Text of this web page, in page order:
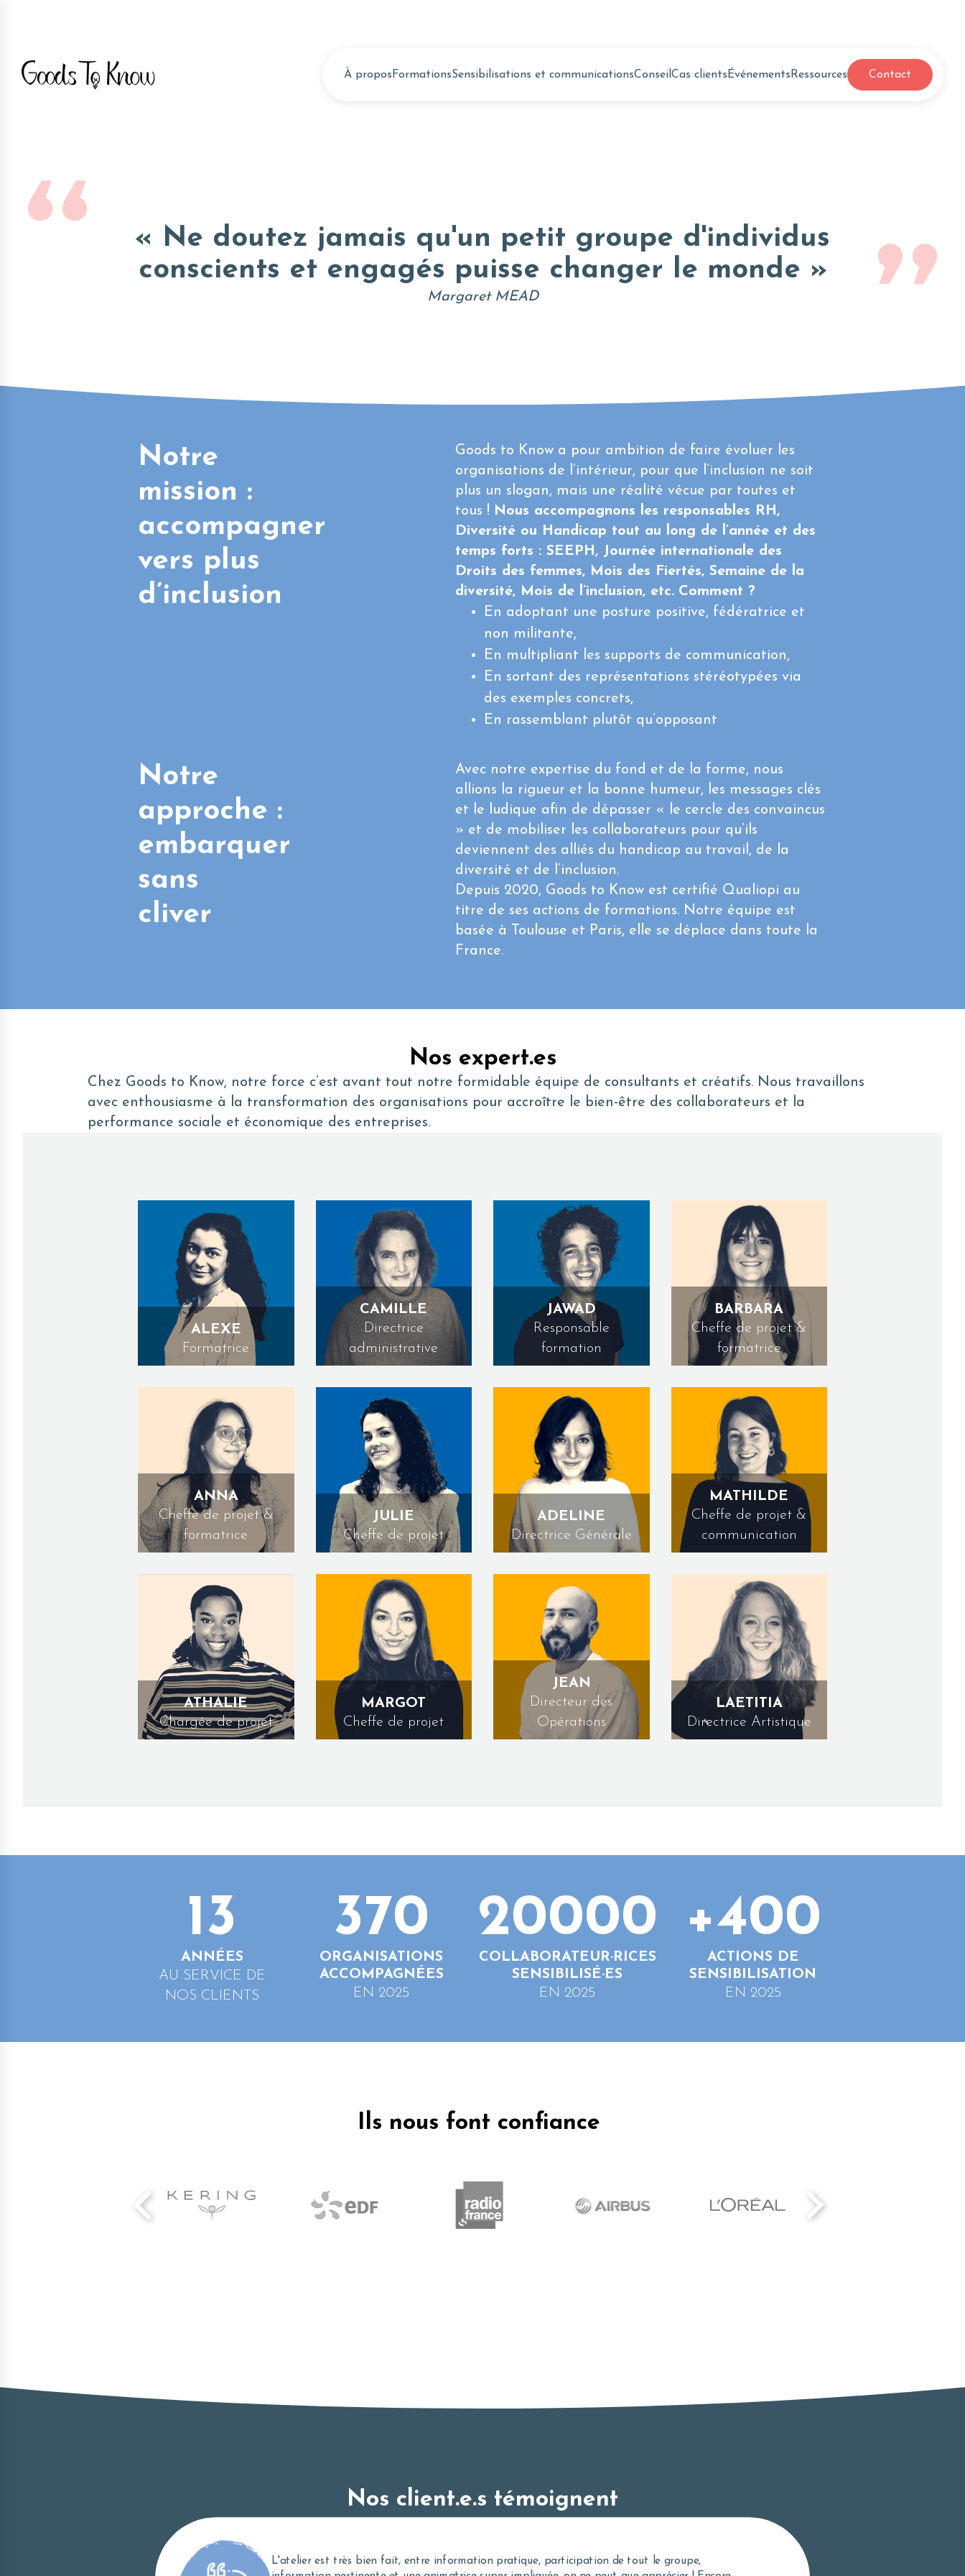
À propos FormationsSensibilisations et communicationsConseil Cas clients Événements Ressources Contact
« Ne doutez jamais qu'un petit groupe d'individus
conscients et engagés puisse changer le monde »
Margaret MEAD
Notre
mission :
accompagner
vers plus
d’inclusion
Goods to Know a pour ambition de faire évoluer les
organisations de l’intérieur, pour que l’inclusion ne soit
plus un slogan, mais une réalité vécue par toutes et
tous ! Nous accompagnons les responsables RH,
Diversité ou Handicap tout au long de l’année et des
temps forts : SEEPH, Journée internationale des
Droits des femmes, Mois des Fiertés, Semaine de la
diversité, Mois de l’inclusion, etc. Comment ?
En adoptant une posture positive, fédératrice et
non militante,
En multipliant les supports de communication,
En sortant des représentations stéréotypées via
des exemples concrets,
En rassemblant plutôt qu’opposant
Notre
approche :
embarquer
sans
cliver
Avec notre expertise du fond et de la forme, nous
allions la rigueur et la bonne humeur, les messages clés
et le ludique afin de dépasser « le cercle des convaincus
» et de mobiliser les collaborateurs pour qu’ils
deviennent des alliés du handicap au travail, de la
diversité et de l’inclusion.
Depuis 2020, Goods to Know est certifié Qualiopi au
titre de ses actions de formations. Notre équipe est
basée à Toulouse et Paris, elle se déplace dans toute la
France.
Nos expert.es
Chez Goods to Know, notre force c’est avant tout notre formidable équipe de consultants et créatifs. Nous travaillons
avec enthousiasme à la transformation des organisations pour accroître le bien-être des collaborateurs et la
performance sociale et économique des entreprises.
ALEXE
Formatrice
CAMILLE
Directrice
administrative
JAWAD
Responsable
formation
BARBARA
Cheffe de projet &
formatrice
ANNA
Cheffe de projet &
formatrice
JULIE
Cheffe de projet
ADELINE
Directrice Générale
MATHILDE
Cheffe de projet &
communication
ATHALIE
Chargée de projet
MARGOT
Cheffe de projet
JEAN
Directeur des
Opérations
LAETITIA
Directrice Artistique
13
ANNÉES
AU SERVICE DE
NOS CLIENTS
370
ORGANISATIONS
ACCOMPAGNÉES
EN 2025
20000
COLLABORATEUR·RICES
SENSIBILISÉ·ES
EN 2025
+400
ACTIONS DE
SENSIBILISATION
EN 2025
Ils nous font confiance
Nos client.e.s témoignent